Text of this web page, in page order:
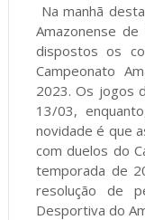
Na manhã
Amazonense
dispostos os
Campeonato
2023. Os jogos
13/03,
novidade é que
com duelos do
temporada de
resolução de
Desportiva do